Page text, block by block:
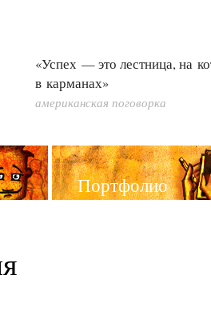
«Успех — это лестница, на
в карманах»
американская поговорка
Портфолио